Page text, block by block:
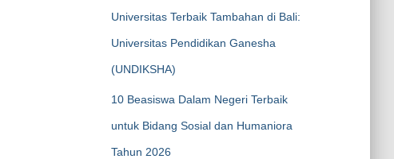
Universitas Terbaik Tambahan di Bali:
Universitas Pendidikan Ganesha
(UNDIKSHA)
10 Beasiswa Dalam Negeri Terbaik
untuk Bidang Sosial dan Humaniora
Tahun 2026